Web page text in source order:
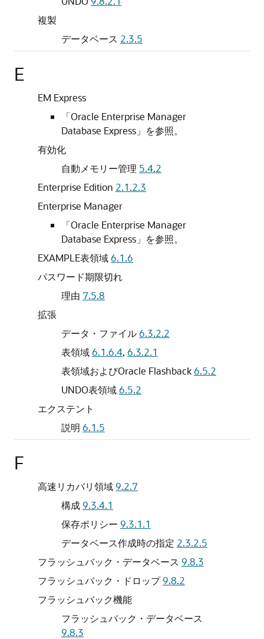
複製
データベース 2.3.5
E
EM Express
「Oracle Enterprise Manager
Database Express」を参照。
有効化
自動メモリー管理 5.4.2
Enterprise Edition 2.1.2.3
Enterprise Manager
「Oracle Enterprise Manager
Database Express」を参照。
EXAMPLE表領域6.1.6
パスワード期限切れ
理由 7.5.8
拡張
データ・ファイル6.3.2.2
表領域6.1.6.4, 6.3.2.1
表領域およびOracle Flashback6.5.2
UNDO表領域6.5.2
エクステント
説明 6.1.5
F
高速リカバリ領域 9.2.7
構成 9.3.4.1
保存ポリシー 9.3.1.1
データベース作成時の指定 2.3.2.5
フラッシュバック・データベース 9.8.3
フラッシュバック・ドロップ9.8.2
フラッシュバック機能
フラッシュバック・データベース
9.8.3